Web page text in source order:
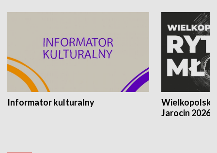
Informator kulturalny
Jarocin 2026